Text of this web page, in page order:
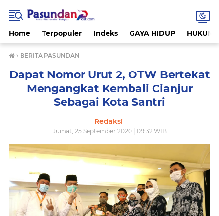
Home Terpopuler Indeks GAYA HIDUP HUKUM
› BERITA PASUNDAN
Dapat Nomor Urut 2, OTW Bertekat
Mengangkat Kembali Cianjur
Sebagai Kota Santri
Redaksi
Jumat, 25 September 2020 | 09:32 WIB